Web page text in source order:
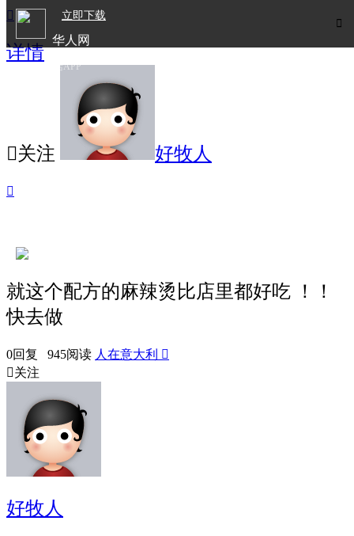

立即下载
华人网
欧洲华人生活APP

详情
关注 好牧人

就这个配方的麻辣烫比店里都好吃 ！！
快去做
0回复 945阅读 人在意大利 
关注
好牧人